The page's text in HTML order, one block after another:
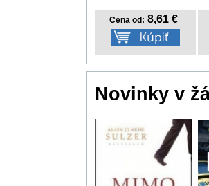
Cena od: 8,61 €
Novinky v